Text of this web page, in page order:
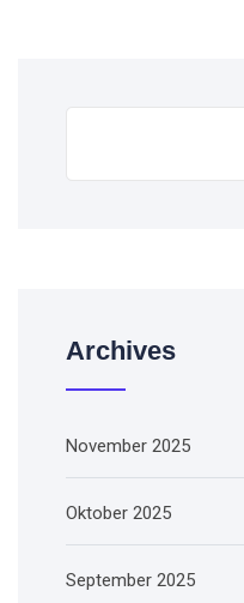
Cari
Archives
November 2025
Oktober 2025
September 2025